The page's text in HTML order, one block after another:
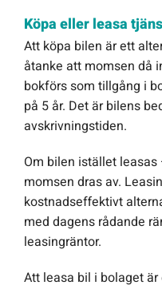
Köpa eller leasa
Att köpa bilen är ett
åtanke att momsen då
bokförs som tillgång i
på 5 år. Det är bilens
avskrivningstiden.
Om bilen istället
momsen dras av.
kostnadseffektivt
med dagens rådande
leasingräntor.
Att leasa bil i bolaget